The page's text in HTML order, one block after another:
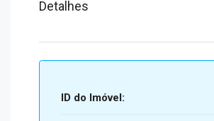
Detalhes
ID do Imóvel: